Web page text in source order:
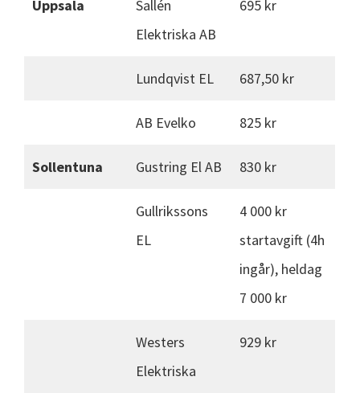
Uppsala
Sallén
Elektriska AB
695 kr
Lundqvist EL 687,50 kr
AB Evelko 825 kr
Sollentuna Gustring El AB 830 kr
Gullrikssons
EL
4 000 kr
startavgift (4h
ingår), heldag
7 000 kr
Westers
Elektriska
929 kr